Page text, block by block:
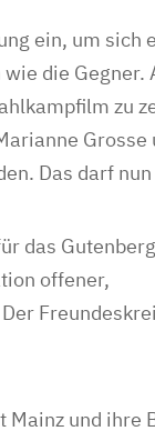
ein, um sich
die Gegner.
zu
Grosse
Das darf
das
offener,
und ihre